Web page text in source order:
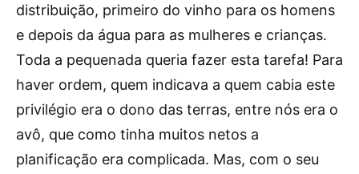
distribuição, primeiro do vinho para os homens
e depois da água para as mulheres e crianças.
Toda a pequenada queria fazer esta tarefa! Para
haver ordem, quem indicava a quem cabia este
privilégio era o dono das terras, entre nós era o
avô, que como tinha muitos netos a
planificação era complicada. Mas, com o seu